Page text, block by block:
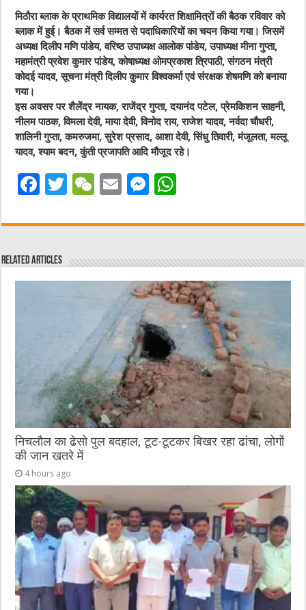
मिठौरा ब्लाक के प्राथमिक विद्यालयों में कार्यरत शिक्षामित्रों की बैठक रविवार को
ब्लाक में हुई। बैठक में सर्व सम्मत से पदाधिकारियों का चयन किया गया। जिसमें
अध्यक्ष दिलीप मणि पांडेय, वरिष्ठ उपाध्यक्ष आलोक पांडेय, उपाध्यक्ष मीना गुप्ता,
महामंत्री प्रवेश कुमार पांडेय, कोषाध्यक्ष ओमप्रकाश त्रिपाठी, संगठन मंत्री
कोदई यादव, सूचना मंत्री दिलीप कुमार विश्वकर्मा एवं संरक्षक शेषमणि को बनाया
गया।
इस अवसर पर शैलेंद्र नायक, राजेंद्र गुप्ता, दयानंद पटेल, प्रेमकिशन साहनी,
नीलम पाठक, विमला देवी, माया देवी, विनोद राय, राजेश यादव, नर्वदा चौधरी,
शालिनी गुप्ता, कमरुजमा, सुरेश प्रसाद, आशा देवी, सिंधु तिवारी, मंजूलता, मल्लू
यादव, श्याम बदन, कुंती प्रजापति आदि मौजूद रहे।
F
c
e
b
T
it
r
W
C
at
E
ai
M
ss
n
g
er
at
A
p
p
Related Articles
निचलौल का ढेसो पुल बदहाल, टूट-टूटकर बिखर रहा ढांचा, लोगों
की जान खतरे में
4 hours ago